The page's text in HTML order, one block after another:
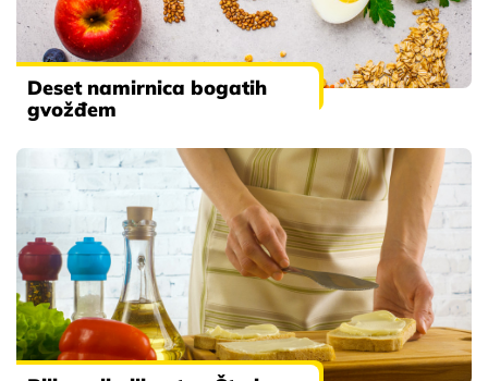
Deset namirnica bogatih
gvožđem